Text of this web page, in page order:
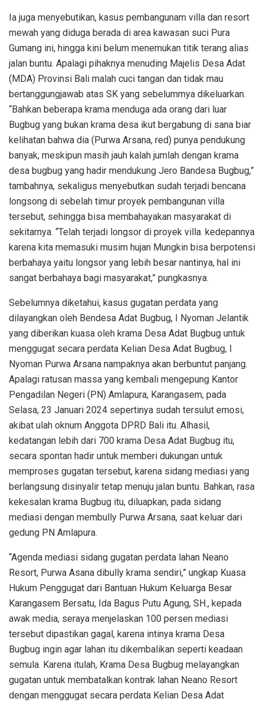
Ia juga menyebutikan, kasus pembangunam villa dan resort
mewah yang diduga berada di area kawasan suci Pura
Gumang ini, hingga kini belum menemukan titik terang alias
jalan buntu. Apalagi pihaknya menuding Majelis Desa Adat
(MDA) Provinsi Bali malah cuci tangan dan tidak mau
bertanggungjawab atas SK yang sebelummya dikeluarkan.
“Bahkan beberapa krama menduga ada orang dari luar
Bugbug yang bukan krama desa ikut bergabung di sana biar
kelihatan bahwa dia (Purwa Arsana, red) punya pendukung
banyak, meskipun masih jauh kalah jumlah dengan krama
desa bugbug yang hadir mendukung Jero Bandesa Bugbug,”
tambahnya, sekaligus menyebutkan sudah terjadi bencana
longsong di sebelah timur proyek pembangunan villa
tersebut, sehingga bisa membahayakan masyarakat di
sekitarnya. “Telah terjadi longsor di proyek villa. kedepannya
karena kita memasuki musim hujan Mungkin bisa berpotensi
berbahaya yaitu longsor yang lebih besar nantinya, hal ini
sangat berbahaya bagi masyarakat,” pungkasnya.
Sebelumnya diketahui, kasus gugatan perdata yang
dilayangkan oleh Bendesa Adat Bugbug, I Nyoman Jelantik
yang diberikan kuasa oleh krama Desa Adat Bugbug untuk
menggugat secara perdata Kelian Desa Adat Bugbug, I
Nyoman Purwa Arsana nampaknya akan berbuntut panjang.
Apalagi ratusan massa yang kembali mengepung Kantor
Pengadilan Negeri (PN) Amlapura, Karangasem, pada
Selasa, 23 Januari 2024 sepertinya sudah tersulut emosi,
akibat ulah oknum Anggota DPRD Bali itu. Alhasil,
kedatangan lebih dari 700 krama Desa Adat Bugbug itu,
secara spontan hadir untuk memberi dukungan untuk
memproses gugatan tersebut, karena sidang mediasi yang
berlangsung disinyalir tetap menuju jalan buntu. Bahkan, rasa
kekesalan krama Bugbug itu, diluapkan, pada sidang
mediasi dengan membully Purwa Arsana, saat keluar dari
gedung PN Amlapura.
“Agenda mediasi sidang gugatan perdata lahan Neano
Resort, Purwa Asana dibully krama sendiri,” ungkap Kuasa
Hukum Penggugat dari Bantuan Hukum Keluarga Besar
Karangasem Bersatu, Ida Bagus Putu Agung, SH., kepada
awak media, seraya menjelaskan 100 persen mediasi
tersebut dipastikan gagal, karena intinya krama Desa
Bugbug ingin agar lahan itu dikembalikan seperti keadaan
semula. Karena itulah, Krama Desa Bugbug melayangkan
gugatan untuk membatalkan kontrak lahan Neano Resort
dengan menggugat secara perdata Kelian Desa Adat